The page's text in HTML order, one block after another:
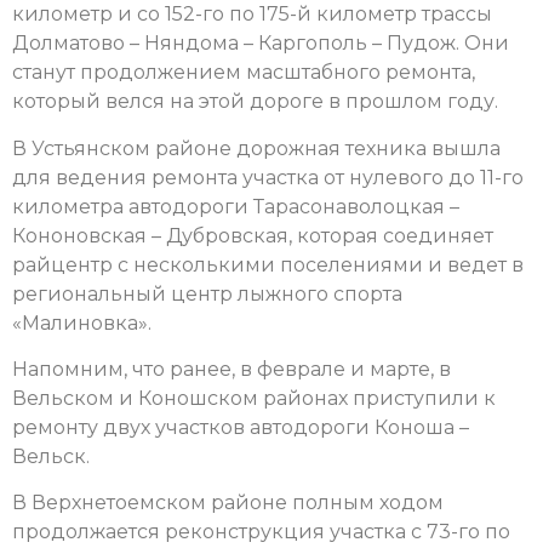
километр и со 152-го по 175-й километр трассы
Долматово – Няндома – Каргополь – Пудож. Они
станут продолжением масштабного ремонта,
который велся на этой дороге в прошлом году.
В Устьянском районе дорожная техника вышла
для ведения ремонта участка от нулевого до 11-го
километра автодороги Тарасонаволоцкая –
Кононовская – Дубровская, которая соединяет
райцентр с несколькими поселениями и ведет в
региональный центр лыжного спорта
«Малиновка».
Напомним, что ранее, в феврале и марте, в
Вельском и Коношском районах приступили к
ремонту двух участков автодороги Коноша –
Вельск.
В Верхнетоемском районе полным ходом
продолжается реконструкция участка с 73-го по